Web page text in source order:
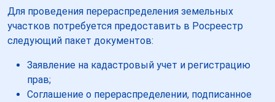
Для проведения перераспределения земельных
участков потребуется предоставить в Росреестр
следующий пакет документов:
Заявление на кадастровый учет и регистрацию
прав;
Соглашение о перераспределении, подписанное